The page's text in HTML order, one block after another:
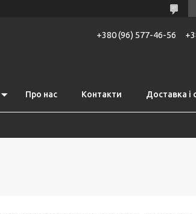
+380 (96) 577-46-56
Про нас Контакти Доставка і